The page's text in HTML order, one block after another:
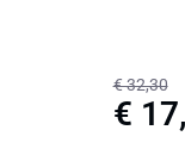
sich insbesondere für:
Lebensstil
geistiger oder
€ 32,30
€